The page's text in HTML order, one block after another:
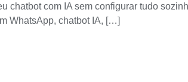
chatbot com IA sem configurar tudo
WhatsApp, chatbot IA, […]